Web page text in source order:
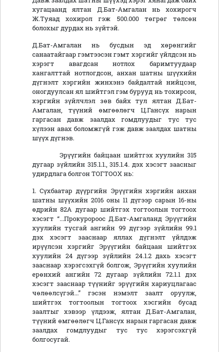
хугацаанд ялтан Д.Бат-Амгалан нь хохирогч
Ж.Туяад хохирол гэж 500.000 төгрөг төлсөн
болохыг дурдах нь зүйтэй.
Д.Бат-Амгалан нь бусдын эд хөрөнгийг
санаатайгаар гэмтээсэн гэмт хэргийг үйлдсэн нь
хэрэгт авагдсан нотлох баримтуудаар
хангалттай нотлогдсон, анхан шатны шүүхийн
дүгнэлт хэргийн жинхэнэ байдалтай нийцсэн,
оногдуулсан ял шийтгэл гэм бурууд нь тохирсон,
хэргийн зүйлчлэл зөв байх тул ялтан Д.Бат-
Амгалан, түүний өмгөөлөгч Ц.Гансүх нарын
гаргасан давж заалдах гомдлуудыг тус тус
хүлээн авах боломжгүй гэж давж заалдах шатны
шүүх дүгнэв.
Эрүүгийн байцаан шийтгэх хуулийн 315
дугаар зүйлийн 315.1.1., 315.1.4. дэх хэсэгт заасныг
удирдлага болгон ТОГТООХ нь:
1. Сүхбаатар дүүргийн Эрүүгийн хэргийн анхан
шатны шүүхийн 2016 оны 11 дүгээр сарын 16-ны
өдрийн 82А дугаар шийтгэх тогтоолын тогтоох
хэсэгт “...Прокуророос Д.Бат-Амгаланд Эрүүгийн
хуулийн тусгай ангийн 99 дүгээр зүйлийн 99.1
дэх хэсэгт зааснаар яллах дүгнэлт үйлдэж
ирүүлсэн хэргийг Эрүүгийн байцаан шийтгэх
хуулийн 24 дүгээр зүйлийн 24.1.2 дахь хэсэгт
зааснаар хэрэгсэхгүй болгож, Эрүүгийн хуулийн
ерөнхий ангийн 72 дугаар зүйлийн 72.1.1 дэх
хэсэгт зааснаар түүнийг эрүүгийн хариуцлагаас
чөлөөлсүгэй...” гэсэн нэмэлт заалт оруулж,
шийтгэх тогтоолын тогтоох хэсгийн бусад
заалтыг хэвээр үлдээж, ялтан Д.Бат-Амгалан,
түүний өмгөөлөгч Ц.Гансүх нарын гаргасан давж
заалдах гомдлуудыг тус тус хэрэгсэхгүй
болгосугай.